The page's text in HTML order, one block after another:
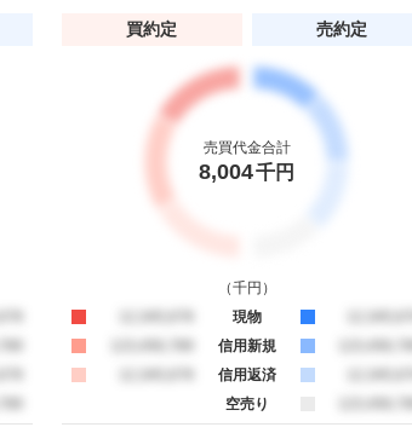
買約定 売約定
売買代金合計
8,004千円
（千円 ）
現物
信用新規
信用返済
空売り